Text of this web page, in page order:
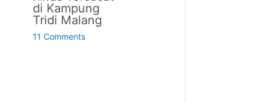
di Kampung
Tridi Malang
11 Comments